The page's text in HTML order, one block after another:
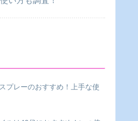
プレーのおすすめ！上手な使